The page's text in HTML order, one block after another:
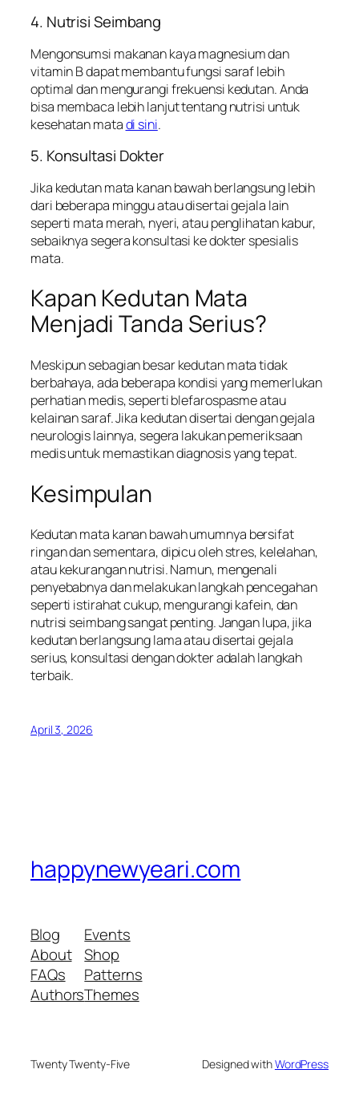
4. Nutrisi Seimbang
Mengonsumsi makanan kaya magnesium dan
vitamin B dapat membantu fungsi saraf lebih
optimal dan mengurangi frekuensi kedutan. Anda
bisa membaca lebih lanjut tentang nutrisi untuk
kesehatan matadi sini.
5. Konsultasi Dokter
Jika kedutan mata kanan bawah berlangsung lebih
dari beberapa minggu atau disertai gejala lain
seperti mata merah, nyeri, atau penglihatan kabur,
sebaiknya segera konsultasi ke dokter spesialis
mata.
Kapan Kedutan Mata
Menjadi Tanda Serius?
Meskipun sebagian besar kedutan mata tidak
berbahaya, ada beberapa kondisi yang memerlukan
perhatian medis, seperti blefarospasme atau
kelainan saraf. Jika kedutan disertai dengan gejala
neurologis lainnya, segera lakukan pemeriksaan
medis untuk memastikan diagnosis yang tepat.
Kesimpulan
Kedutan mata kanan bawah umumnya bersifat
ringan dan sementara, dipicu oleh stres, kelelahan,
atau kekurangan nutrisi. Namun, mengenali
penyebabnya dan melakukan langkah pencegahan
seperti istirahat cukup, mengurangi kafein, dan
nutrisi seimbang sangat penting. Jangan lupa, jika
kedutan berlangsung lama atau disertai gejala
serius, konsultasi dengan dokter adalah langkah
terbaik.
April 3, 2026
happynewyeari.com
Blog
About
FAQs
Authors
Events
Shop
Patterns
Themes
Twenty Twenty-Five Designed withWordPress